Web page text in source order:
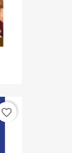
favorite_border